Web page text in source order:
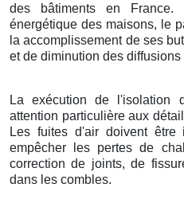
des bâtiments en France.
énergétique des maisons, le
la accomplissement de ses
et de diminution des diffusions
La exécution de l'isolation
attention particulière aux
Les fuites d'air doivent être
empêcher les pertes de
correction de joints, de
dans les combles.